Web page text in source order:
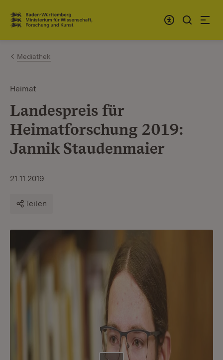
Zum Inhalt springen
Link zur Startseite
Mediathek
Heimat
Landespreis für
Heimatforschung 2019:
Jannik Staudenmaier
21.11.2019
Teilen